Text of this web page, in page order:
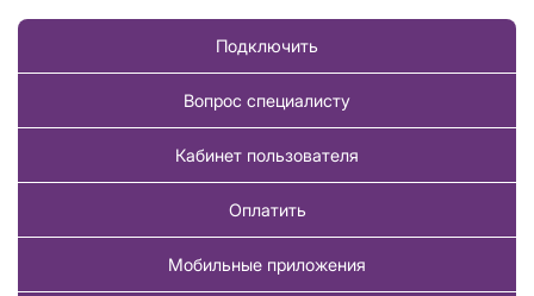
Подключить
Вопрос специалисту
Кабинет пользователя
Оплатить
Мобильные приложения